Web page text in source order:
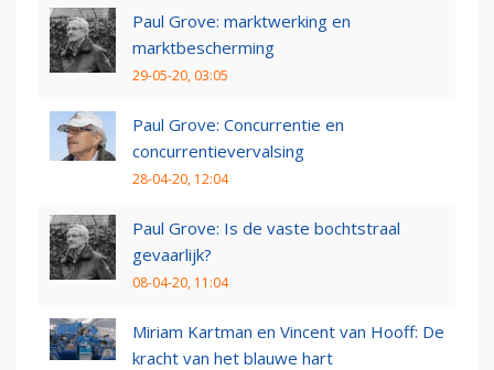
Paul Grove: marktwerking en
marktbescherming
29-05-20, 03:05
Paul Grove: Concurrentie en
concurrentievervalsing
28-04-20, 12:04
Paul Grove: Is de vaste bochtstraal
gevaarlijk?
08-04-20, 11:04
Miriam Kartman en Vincent van Hooff: De
kracht van het blauwe hart